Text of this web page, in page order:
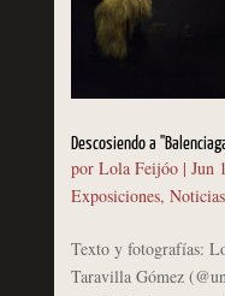
Descosiendo a
por Lola Feijóo| Jun
Exposiciones, Noticias
Texto y fotografías:
Taravilla Gómez